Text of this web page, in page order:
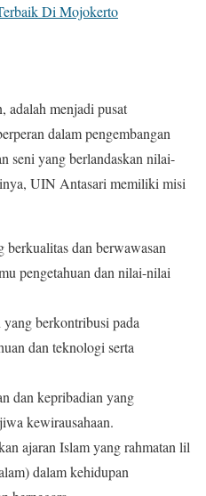
Di Mojokerto
menjadi pusat
dalam pengembangan
seni yang berlandaskan nilai-
UIN Antasari memiliki misi
dan berwawasan
pengetahuan dan nilai-nilai
berkontribusi pada
dan teknologi serta
dan kepribadian yang
kewirausahaan.
ajaran Islam yang rahmatan lil
dalam kehidupan